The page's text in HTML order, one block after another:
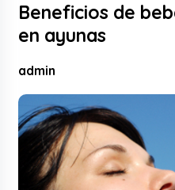
Beneficios de
en ayunas
admin